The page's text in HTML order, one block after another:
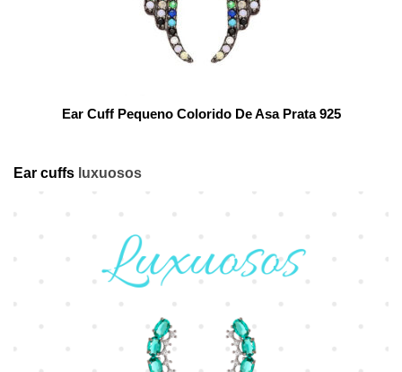
Ear Cuff Pequeno Colorido De Asa Prata 925
Ear cuffs luxuosos